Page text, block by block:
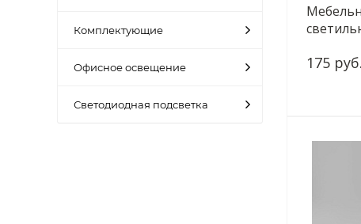
Комплектующие
Офисное освещение
Светодиодная подсветка
175 руб.